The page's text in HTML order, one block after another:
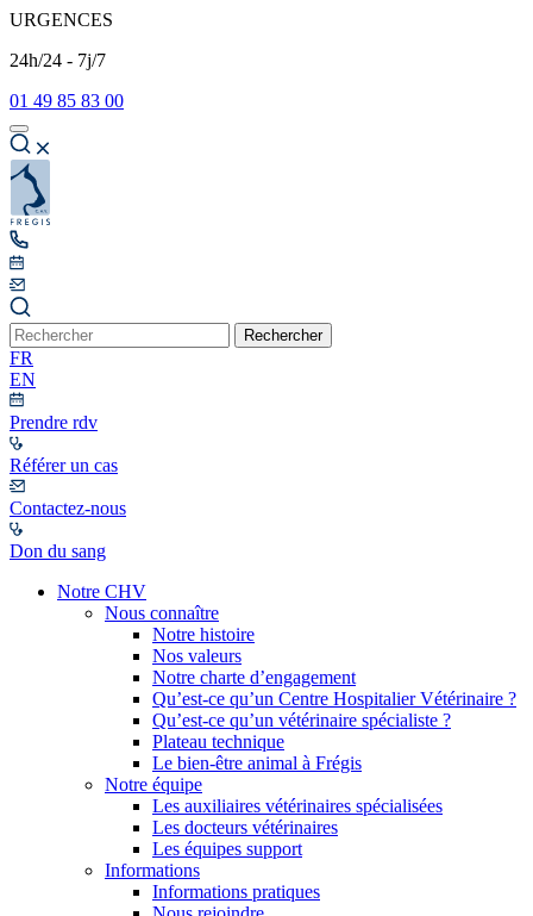
URGENCES
24h/24 - 7j/7
01 49 85 83 00
Rechercher
FR
EN
Prendre rdv
Référer un cas
Contactez-nous
Don du sang
Notre CHV
Nous connaître
Notre histoire
Nos valeurs
Notre charte d’engagement
Qu’est-ce qu’un Centre Hospitalier Vétérinaire ?
Qu’est-ce qu’un vétérinaire spécialiste ?
Plateau technique
Le bien-être animal à Frégis
Notre équipe
Les auxiliaires vétérinaires spécialisées
Les docteurs vétérinaires
Les équipes support
Informations
Informations pratiques